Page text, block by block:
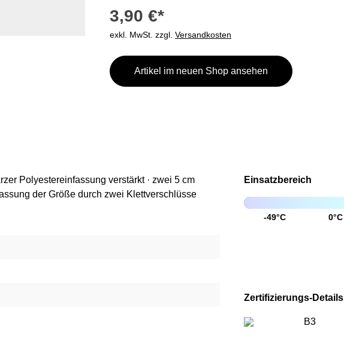
3,90 €*
exkl. MwSt. zzgl. Versandkosten
Artikel im neuen Shop ansehen
Polyestereinfassung verstärkt · zwei 5 cm
der Größe durch zwei Klettverschlüsse
Einsatzbereich
-49°C 0°C
Zertifizierungs-Details
B3